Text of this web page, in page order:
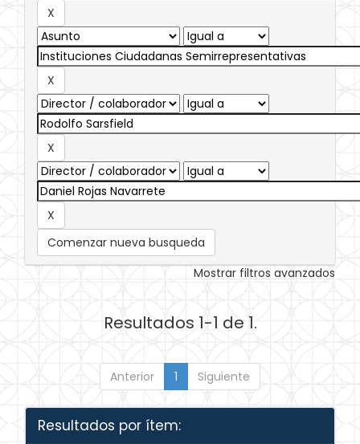
Comenzar nueva busqueda
Mostrar filtros avanzados
Resultados 1-1 de 1.
Anterior 1 Siguiente
Resultados por ítem: